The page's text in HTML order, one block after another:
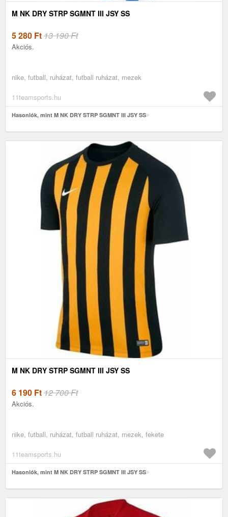
M NK DRY STRP SGMNT III JSY SS
5 280 Ft13 190 Ft
Akciós.
nike, futball, ruházat, futball ruházat, mezek
11teamsports.hu
Hasonlók, mint M NK DRY STRP SGMNT III JSY SS
M NK DRY STRP SGMNT III JSY SS
6 190 Ft12 700 Ft
Akciós.
nike, futball, ruházat, futball ruházat, mezek, fekete
11teamsports.hu
Hasonlók, mint M NK DRY STRP SGMNT III JSY SS